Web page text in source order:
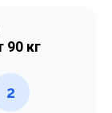
90 кг
2